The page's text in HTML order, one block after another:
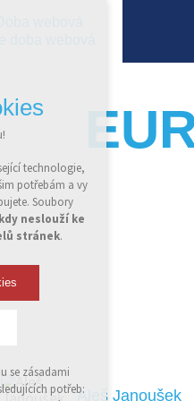
jsme
poutavému designu.
Aleš Janoušek
technologie,
potřebám a vy
Soubory
neslouží ke
stránek.
se zásadami
potřeb: